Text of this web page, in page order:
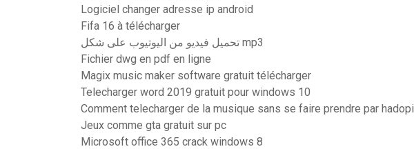
Logiciel changer adresse ip android
Fifa 16 à télécharger
تحميل فيديو من اليوتيوب على شكل mp3
Fichier dwg en pdf en ligne
Magix music maker software gratuit télécharger
Telecharger word 2019 gratuit pour windows 10
Comment telecharger de la musique sans se faire prendre par hadopi
Jeux comme gta gratuit sur pc
Microsoft office 365 crack windows 8